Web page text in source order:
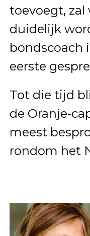
toevoegt, zal
duidelijk
bondscoach
eerste
Tot die tijd
de Oranje-
meest
rondom het